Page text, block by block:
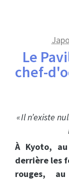
Le
chef-
« Il n’existe
À Kyoto,
derrière les
rouges,